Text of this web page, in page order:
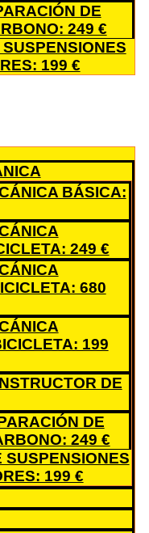
DE
249 €
199 €
BÁSICA:
249 €
680
199
DE
DE
249 €
SUSPENSIONES
199 €